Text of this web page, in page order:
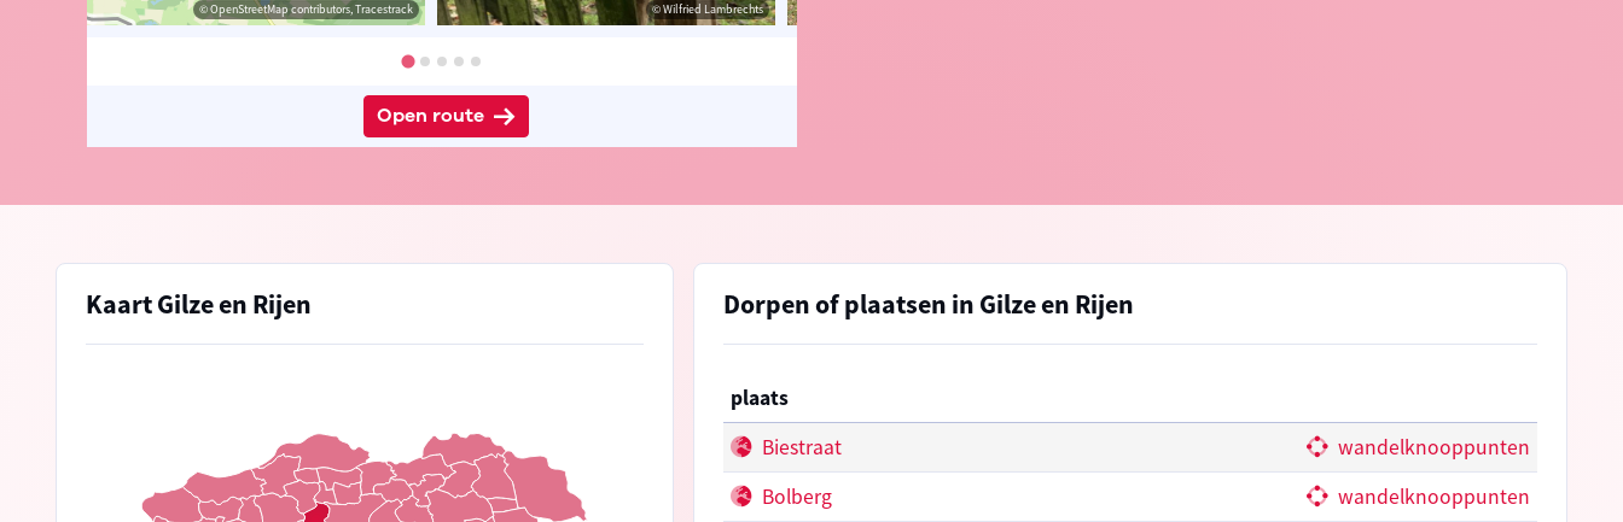
© OpenStreetMap contributors, Tracestrack © Wilfried Lambrechts
Open route
Kaart Gilze en Rijen Dorpen of plaatsen in Gilze en Rijen
plaats
Biestraat
wandelknooppunten
Bolberg
wandelknooppunten